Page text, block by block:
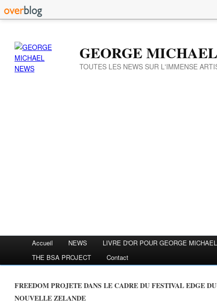
GEORGE
TOUTES LES NEWS SUR L'IMMENSE
Accueil NEWS
LIVRE D'OR POUR GEORGE MICHAEL
THE BSA PROJECT
Contact
FREEDOM PROJETE DANS LE CADRE DU FESTIVAL EDGE DU FILM DOCUMENTAIRE EN
NOUVELLE ZELANDE